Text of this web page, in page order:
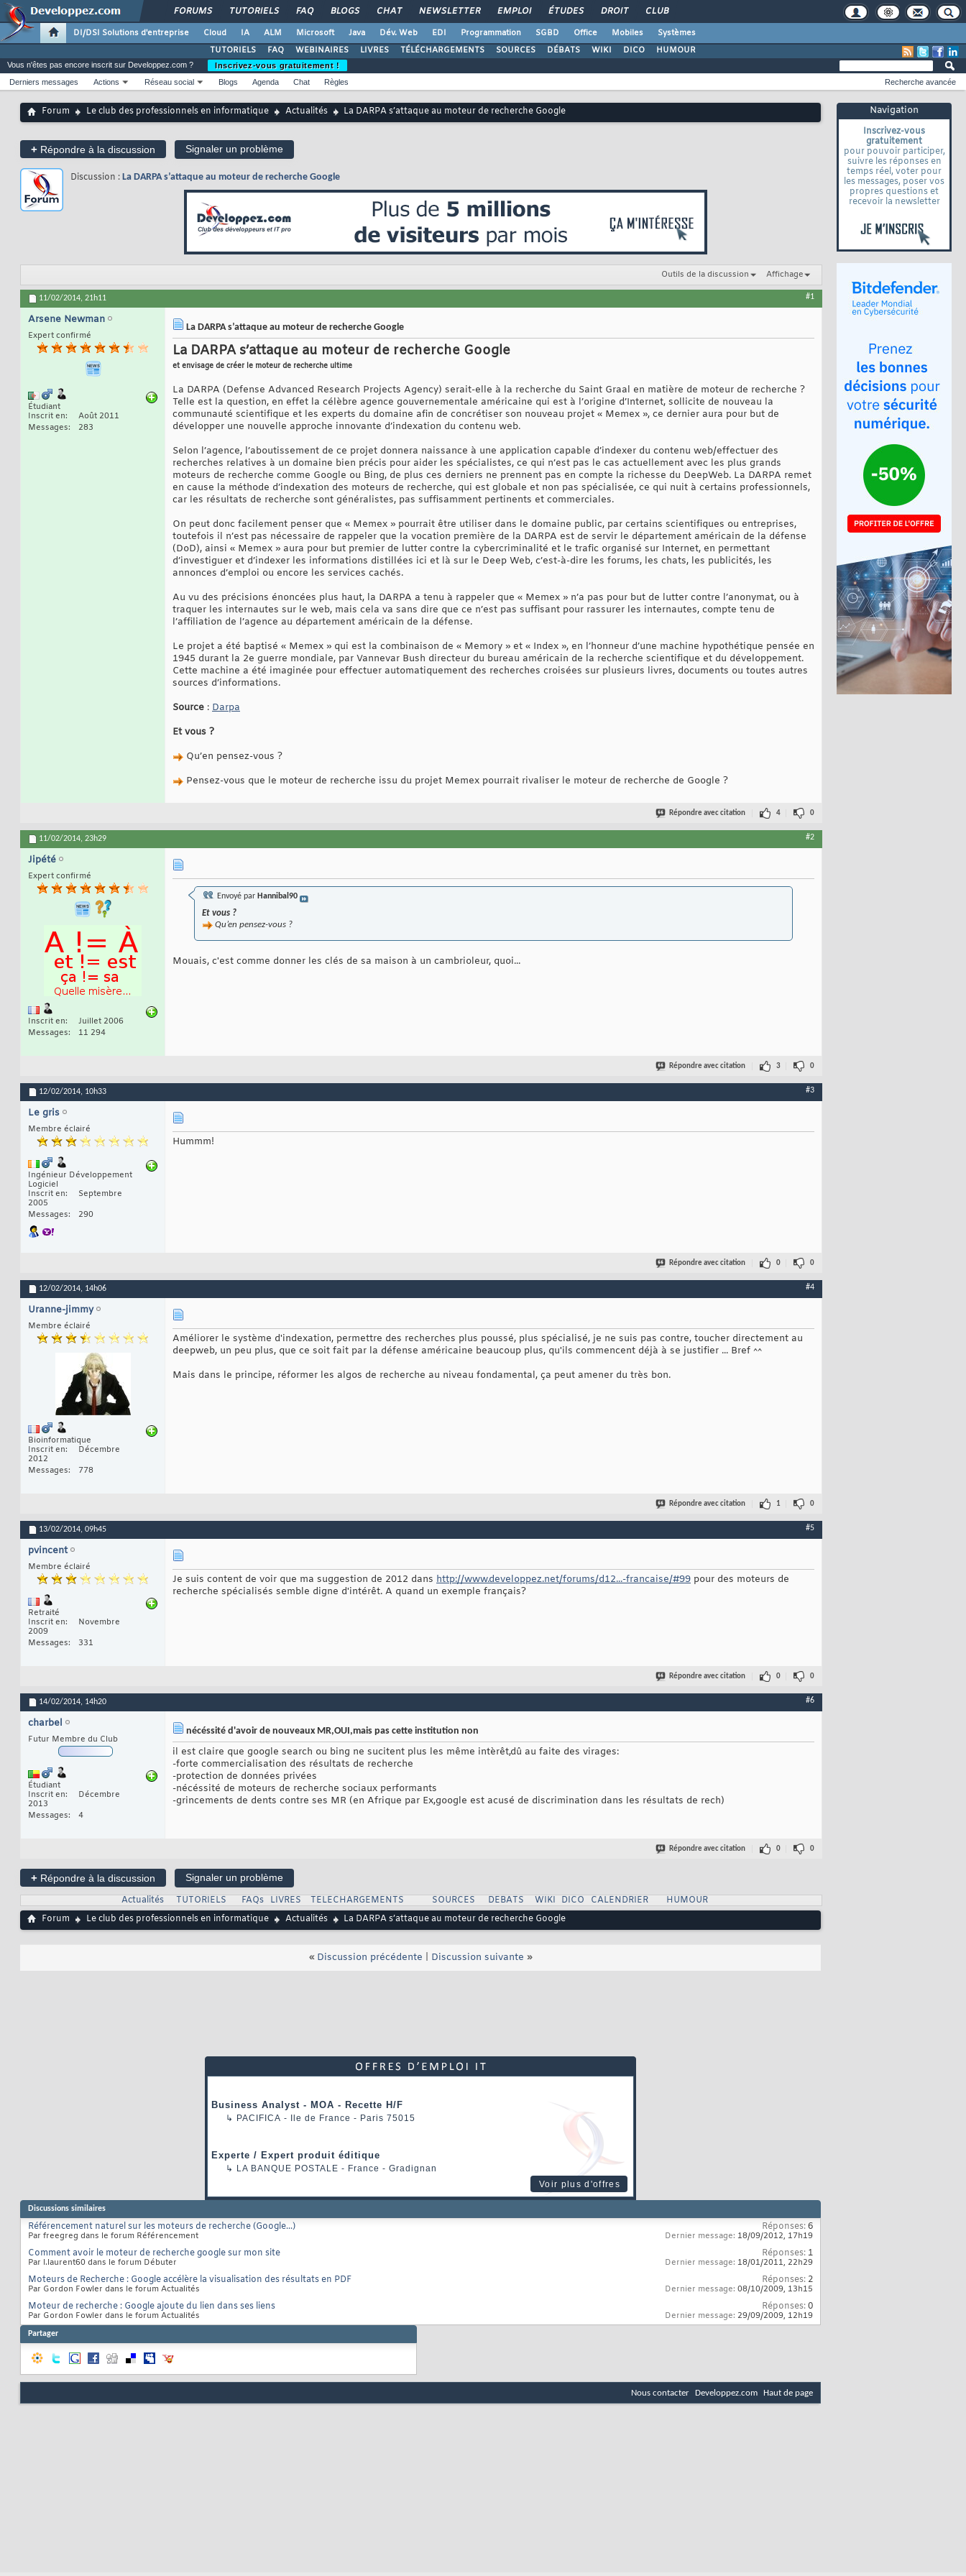
FORUMS TUTORIELS FAQ BLOGS CHAT NEWSLETTER EMPLOI ÉTUDES DROIT CLUB
DI/DSI Solutions d'entreprise Cloud IA ALM Microsoft Java Dév. Web EDI Programmation SGBD Office Mobiles
Systèmes
TUTORIELS
FAQ WEBINAIRES LIVRES TÉLÉCHARGEMENTS SOURCES DÉBATS WIKI DICO HUMOUR
Navigation
Inscrivez-vous
gratuitement
pour pouvoir participer,
suivre les réponses en
temps réel, voter pour
les messages, poser vos
propres questions et
recevoir la newsletter
Vous n'êtes pas encore inscrit sur Developpez.com ?
Inscrivez-vous gratuitement !
Derniers messages
Actions Réseau social Blogs Agenda Chat Règles Recherche avancée
Forum Le club des professionnels en informatique Actualités La DARPA s’attaque au moteur de recherche Google
+ Répondre à la discussion Signaler un problème
Discussion : La DARPA s’attaque au moteur de recherche Google
Outils de la discussion Affichage
11/02/2014, 21h11 #1
Arsene Newman
Expert confirmé
Étudiant
Inscrit en
Août 2011
Messages
283
La DARPA s’attaque au moteur de recherche Google
La DARPA s’attaque au moteur de recherche Google
et envisage de créer le moteur de recherche ultime
La DARPA (Defense Advanced Research Projects Agency) serait-elle à la recherche du Saint Graal en matière de moteur de recherche ?
Telle est la question, en effet la célèbre agence gouvernementale américaine qui est à l’origine d’Internet, sollicite de nouveau la
communauté scientifique et les experts du domaine afin de concrétiser son nouveau projet « Memex », ce dernier aura pour but de
développer une nouvelle approche innovante d’indexation du contenu web.
Selon l’agence, l’aboutissement de ce projet donnera naissance à une application capable d’indexer du contenu web/effectuer des
recherches relatives à un domaine bien précis pour aider les spécialistes, ce qui n’est pas le cas actuellement avec les plus grands
moteurs de recherche comme Google ou Bing, de plus ces derniers ne prennent pas en compte la richesse du DeepWeb. La DARPA remet
en cause la méthode d’indexation des moteurs de recherche, qui est globale et non pas spécialisée, ce qui nuit à certains professionnels,
car les résultats de recherche sont généralistes, pas suffisamment pertinents et commerciales.
On peut donc facilement penser que « Memex » pourrait être utiliser dans le domaine public, par certains scientifiques ou entreprises,
toutefois il n’est pas nécessaire de rappeler que la vocation première de la DARPA est de servir le département américain de la défense
(DoD), ainsi « Memex » aura pour but premier de lutter contre la cybercriminalité et le trafic organisé sur Internet, en permettant
d’investiguer et d’indexer les informations distillées ici et là sur le Deep Web, c’est-à-dire les forums, les chats, les publicités, les
annonces d’emploi ou encore les services cachés.
Au vu des précisions énoncées plus haut, la DARPA a tenu à rappeler que « Memex » n’a pas pour but de lutter contre l’anonymat, ou à
traquer les internautes sur le web, mais cela va sans dire que ce n’est pas suffisant pour rassurer les internautes, compte tenu de
l’affiliation de l’agence au département américain de la défense.
Le projet a été baptisé « Memex » qui est la combinaison de « Memory » et « Index », en l’honneur d’une machine hypothétique pensée en
1945 durant la 2e guerre mondiale, par Vannevar Bush directeur du bureau américain de la recherche scientifique et du développement.
Cette machine a été imaginée pour effectuer automatiquement des recherches croisées sur plusieurs livres, documents ou toutes autres
sources d’informations.
Source : Darpa
Et vous ?
Qu’en pensez-vous ?
Pensez-vous que le moteur de recherche issu du projet Memex pourrait rivaliser le moteur de recherche de Google ?
Répondre avec citation 4 0
11/02/2014, 23h29 #2
Jipété
Expert confirmé
Inscrit en
Juillet 2006
Messages
11 294
Envoyé par Hannibal90
Et vous ?
Qu’en pensez-vous ?
Mouais, c'est comme donner les clés de sa maison à un cambrioleur, quoi...
Répondre avec citation 3 0
12/02/2014, 10h33 #3
Le gris
Membre éclairé
Ingénieur Développement
Logiciel
Inscrit en
Septembre
2005
Messages
290
Hummm!
Répondre avec citation 0 0
12/02/2014, 14h06 #4
Uranne-jimmy
Membre éclairé
Bioinformatique
Inscrit en
Décembre
2012
Messages
778
Améliorer le système d'indexation, permettre des recherches plus poussé, plus spécialisé, je ne suis pas contre, toucher directement au
deepweb, un peu plus, que ce soit fait par la défense américaine beaucoup plus, qu'ils commencent déjà à se justifier ... Bref ^^
Mais dans le principe, réformer les algos de recherche au niveau fondamental, ça peut amener du très bon.
Répondre avec citation 1 0
13/02/2014, 09h45 #5
pvincent
Membre éclairé
Retraité
Inscrit en
Novembre
2009
Messages
331
Je suis content de voir que ma suggestion de 2012 dans http://www.developpez.net/forums/d12...-francaise/#99 pour des moteurs de
recherche spécialisés semble digne d'intérêt. A quand un exemple français?
Répondre avec citation 0 0
14/02/2014, 14h20 #6
charbel
Futur Membre du Club
Étudiant
Inscrit en
Décembre
2013
Messages
4
nécéssité d'avoir de nouveaux MR,OUI,mais pas cette institution non
il est claire que google search ou bing ne sucitent plus les même intèrêt,dû au faite des virages:
-forte commercialisation des résultats de recherche
-protection de données privées
-nécéssité de moteurs de recherche sociaux performants
-grincements de dents contre ses MR (en Afrique par Ex,google est acusé de discrimination dans les résultats de rech)
Répondre avec citation 0 0
+ Répondre à la discussion
Signaler un problème
Actualités
TUTORIELS FAQs LIVRES TELECHARGEMENTS SOURCES DEBATS WIKI DICO CALENDRIER
HUMOUR
Forum
Le club des professionnels en informatique Actualités La DARPA s’attaque au moteur de recherche Google
« Discussion précédente Discussion suivante »
Business Analyst - MOA - Recette H/F
↳ PACIFICA - Ile de France - Paris 75015
Experte / Expert produit éditique
↳ LA BANQUE POSTALE - France - Gradignan
Voir plus d'offres
Discussions similaires
Référencement naturel sur les moteurs de recherche (Google...)
Par freegreg dans le forum Référencement
Réponses:6
Dernier message: 18/09/2012, 17h19
Comment avoir le moteur de recherche google sur mon site
Par l.laurent60 dans le forum Débuter
Réponses: 1
Dernier message: 18/01/2011, 22h29
Moteurs de Recherche : Google accélère la visualisation des résultats en PDF
Par Gordon Fowler dans le forum Actualités
Réponses: 2
Dernier message: 08/10/2009, 13h15
Moteur de recherche : Google ajoute du lien dans ses liens
Par Gordon Fowler dans le forum Actualités
Réponses:0
Dernier message: 29/09/2009, 12h19
Partager
Nous contacter Developpez.com Haut de page